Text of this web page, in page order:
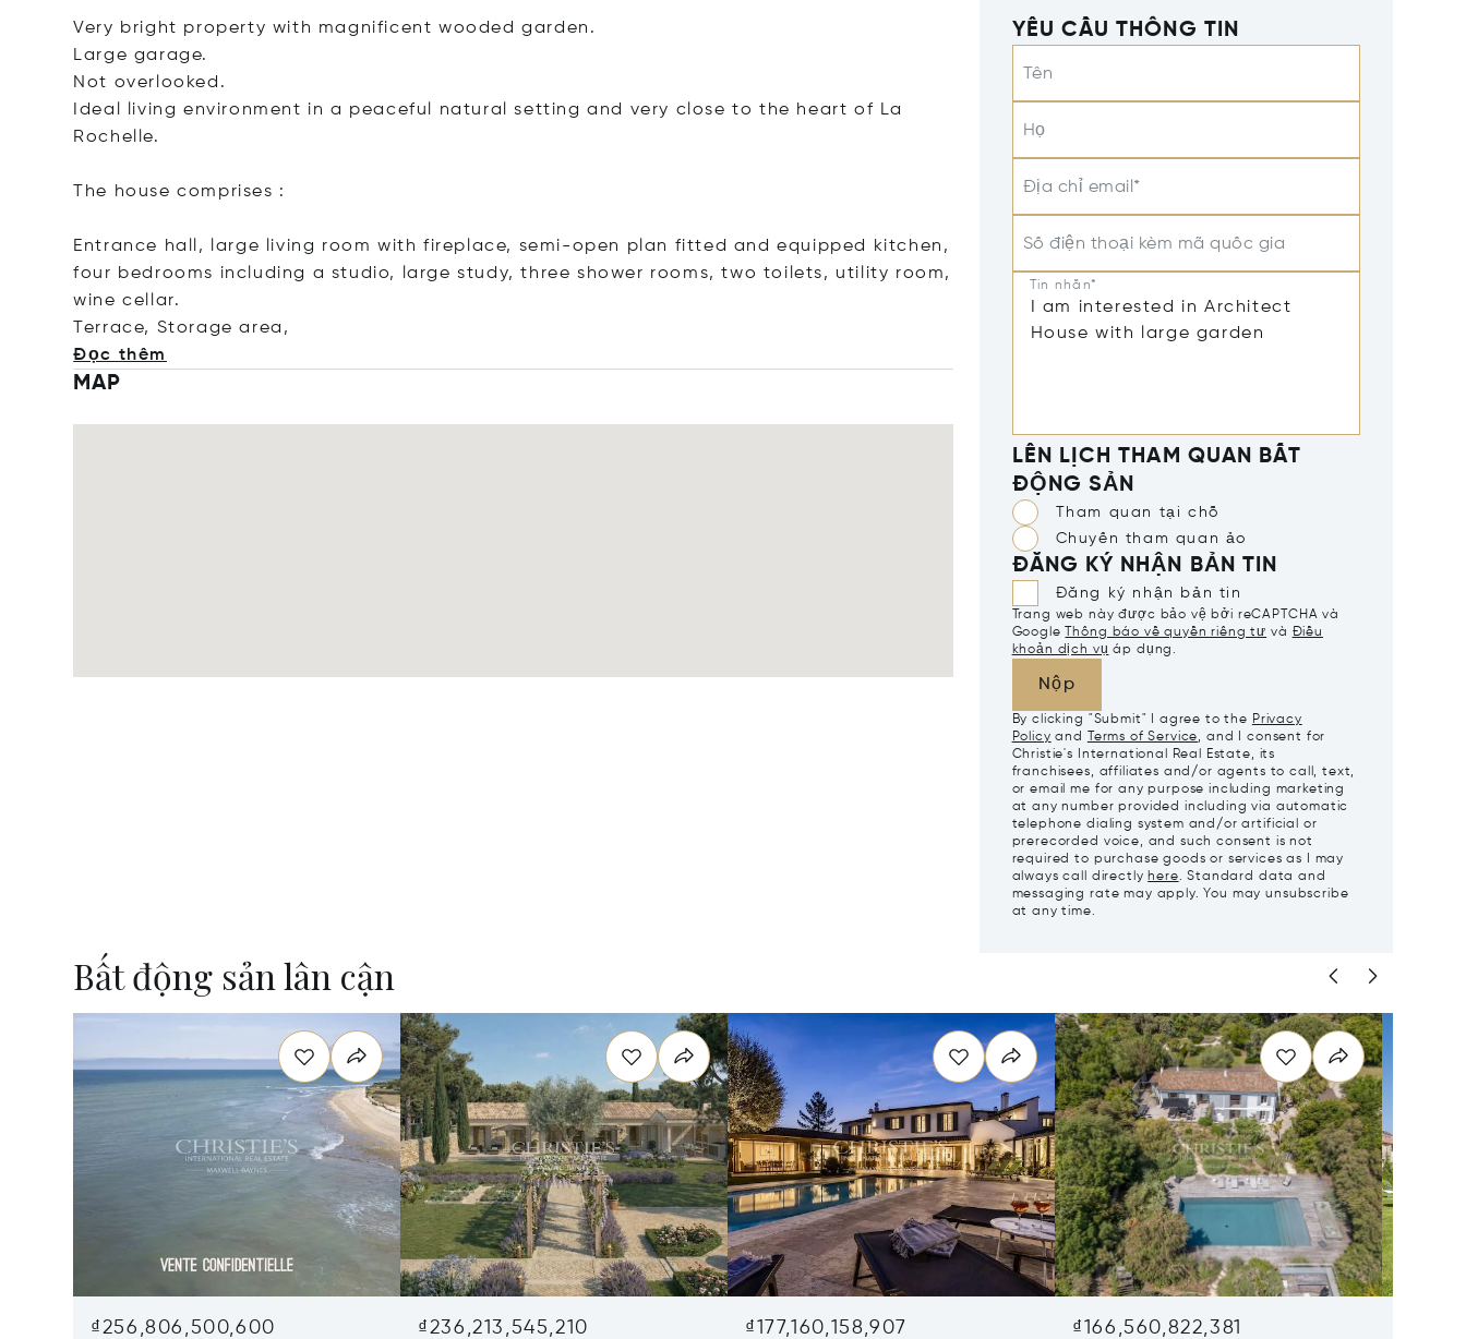
Very bright property with magnificent wooded garden.
Large garage.
Not overlooked.
Ideal living environment in a peaceful natural setting and very close to the heart of La
Rochelle.
The house comprises :
Entrance hall, large living room with fireplace, semi-open plan fitted and equipped kitchen,
four bedrooms including a studio, large study, three shower rooms, two toilets, utility room,
wine cellar.
Terrace, Storage a rea,
Đọc thêm
MAP
YÊU CẦU THÔNG TIN
Tên
Họ
Địa chỉ email*
Số điện thoại kèm mã quốc gia
Tin nhắn*
LÊN LỊCH THAM QUAN BẤT
ĐỘNG SẢN
Tham quan tại chỗ
Chuyến tham quan ảo
ĐĂNG KÝ NHẬN BẢN TIN
Đăng ký nhận bản tin
Trang web này được bảo vệ bởi reCAPTCHA và
Google
Thông báo về quyền riêng tư và Điều
khoản dịch vụ áp dụng.
Nộp
By clicking "Submit" I agree to the Privacy
Policy and Terms of Service, and I consent for
Christie's International Real Estate, its
franchisees, affiliates and/or agents to call, text,
or email me for any purpose including marketing
at any number provided including via automatic
telephone dialing system and/or artificial or
prerecorded voice, and such consent is not
required to purchase goods or services as I may
always call directly here. Standard data and
messaging rate may apply. You may unsubscribe
at any time.
Bất động sản lân cận
₫256,806,500,600 ₫236,213,545,210 ₫177,160,158,907 ₫166,560,822,381